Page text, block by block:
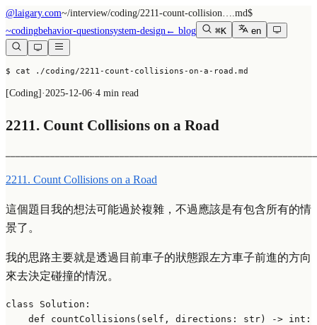
@laigary.com~/interview/coding/2211-count-collision….md$
~codingbehavior-questionsystem-design ← blog ⌘K en
$ cat ./coding/2211-count-collisions-on-a-road.md
[Coding] · 2025-12-06·4 min read
2211. Count Collisions on a Road
2211. Count Collisions on a Road
這個題目我的想法可能過於複雜，不過應該是有包含所有的情
景了。
我的思路主要就是透過目前車子的狀態跟左方車子前進的方向
來去決定碰撞的情況。
class Solution :
def
countCollisions ( self, directions: str ) -> int :